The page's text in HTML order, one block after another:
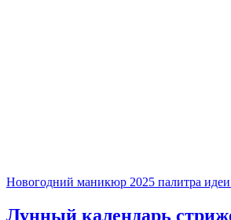
Новогодний маникюр 2025 палитра
Лунный календарь